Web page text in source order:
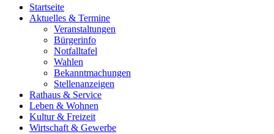
Startseite
Aktuelles & Termine
Veranstaltungen
Bürgerinfo
Notfalltafel
Wahlen
Bekanntmachungen
Stellenanzeigen
Rathaus & Service
Leben & Wohnen
Kultur & Freizeit
Wirtschaft & Gewerbe